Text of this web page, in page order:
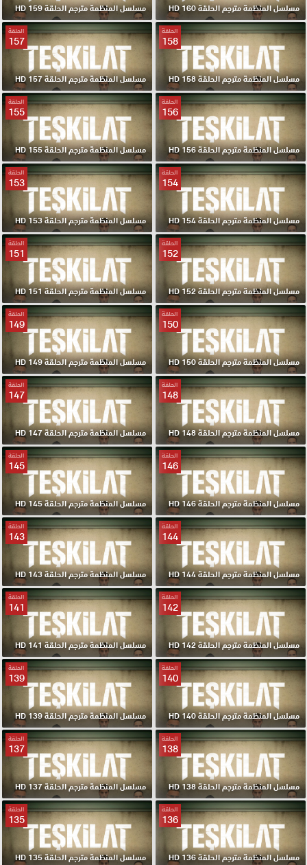
مسلسل المنظمة مترجم الحلقة 160 HD مسلسل المنظمة مترجم الحلقة 159 HD
الحلقة
158
مسلسل المنظمة مترجم الحلقة 158 HD
الحلقة
157
مسلسل المنظمة مترجم الحلقة 157 HD
الحلقة
156
مسلسل المنظمة مترجم الحلقة 156 HD
الحلقة
155
مسلسل المنظمة مترجم الحلقة 155 HD
الحلقة
154
مسلسل المنظمة مترجم الحلقة 154 HD
الحلقة
153
مسلسل المنظمة مترجم الحلقة 153 HD
الحلقة
152
مسلسل المنظمة مترجم الحلقة 152 HD
الحلقة
151
مسلسل المنظمة مترجم الحلقة 151 HD
الحلقة
150
مسلسل المنظمة مترجم الحلقة 150 HD
الحلقة
149
مسلسل المنظمة مترجم الحلقة 149 HD
الحلقة
148
مسلسل المنظمة مترجم الحلقة 148 HD
الحلقة
147
مسلسل المنظمة مترجم الحلقة 147 HD
الحلقة
146
مسلسل المنظمة مترجم الحلقة 146 HD
الحلقة
145
مسلسل المنظمة مترجم الحلقة 145 HD
الحلقة
144
مسلسل المنظمة مترجم الحلقة 144 HD
الحلقة
143
مسلسل المنظمة مترجم الحلقة 143 HD
الحلقة
142
مسلسل المنظمة مترجم الحلقة 142 HD
الحلقة
141
مسلسل المنظمة مترجم الحلقة 141 HD
الحلقة
140
مسلسل المنظمة مترجم الحلقة 140 HD
الحلقة
139
مسلسل المنظمة مترجم الحلقة 139 HD
الحلقة
138
مسلسل المنظمة مترجم الحلقة 138 HD
الحلقة
137
مسلسل المنظمة مترجم الحلقة 137 HD
الحلقة
136
مسلسل المنظمة مترجم الحلقة 136 HD
الحلقة
135
مسلسل المنظمة مترجم الحلقة 135 HD